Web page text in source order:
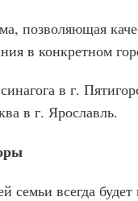
позволяющая
в конкретном
в г.
в г. Ярославль.
семьи всегда